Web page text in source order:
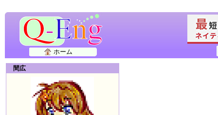
ホーム
間広